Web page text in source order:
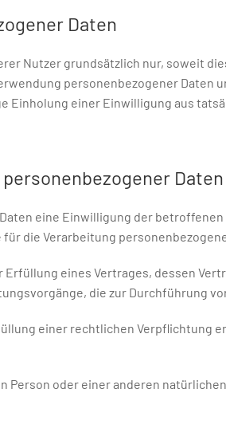
Daten
Nutzer grundsätzlich nur, soweit
personenbezogener Daten
Einholung einer Einwilligung aus
Daten
eine Einwilligung der betroffenen
die Verarbeitung
eines Vertrages, dessen
die zur Durchführung
einer rechtlichen Verpflichtung
oder einer anderen